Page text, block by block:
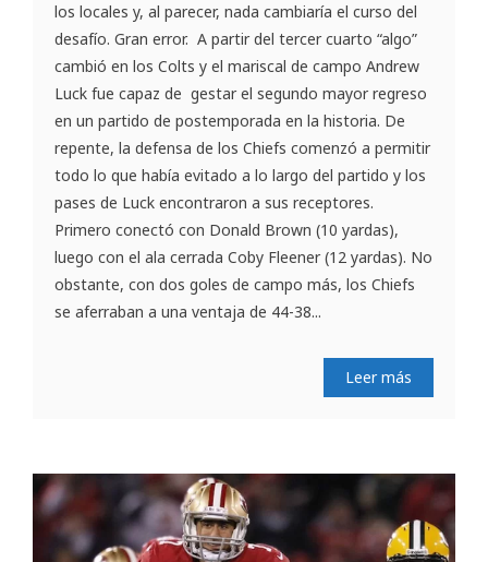
los locales y, al parecer, nada cambiaría el curso del
desafío. Gran error. A partir del tercer cuarto “algo”
cambió en los Colts y el mariscal de campo Andrew
Luck fue capaz de gestar el segundo mayor regreso
en un partido de postemporada en la historia. De
repente, la defensa de los Chiefs comenzó a permitir
todo lo que había evitado a lo largo del partido y los
pases de Luck encontraron a sus receptores.
Primero conectó con Donald Brown (10 yardas),
luego con el ala cerrada Coby Fleener (12 yardas). No
obstante, con dos goles de campo más, los Chiefs
se aferraban a una ventaja de 44-38...
Leer más